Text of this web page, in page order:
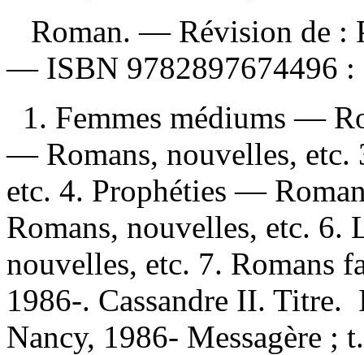
Roman. — Révision de :
— ISBN 9782897674496 :
1. Femmes médiums —
— Romans, nouvelles,
etc. 4. Prophéties —
Romans, nouvelles, etc.
nouvelles, etc. 7. Romans
1986-. Cassandre II.
Nancy, 1986- Messagère ;